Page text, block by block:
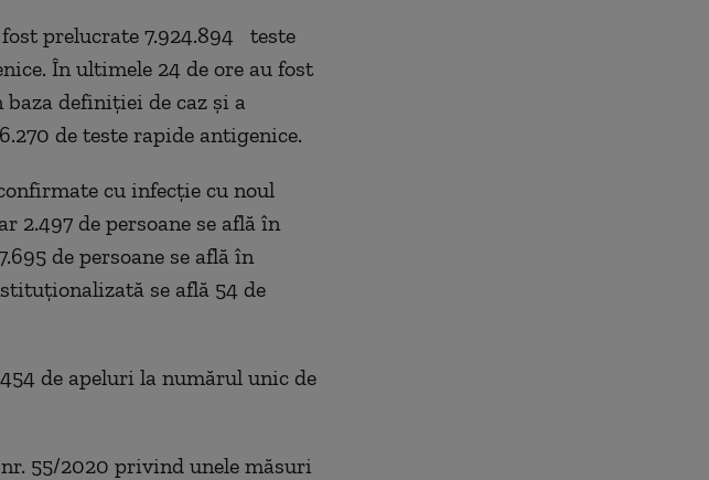
prelucrate 7.924.894 teste
În ultimele 24 de ore au fost
baza definiției de caz și a
de teste rapide antigenice.
cu infecție cu noul
2.497 de persoane se află în
de persoane se află în
se află 54 de
de apeluri la numărul unic de
55/2020 privind unele măsuri